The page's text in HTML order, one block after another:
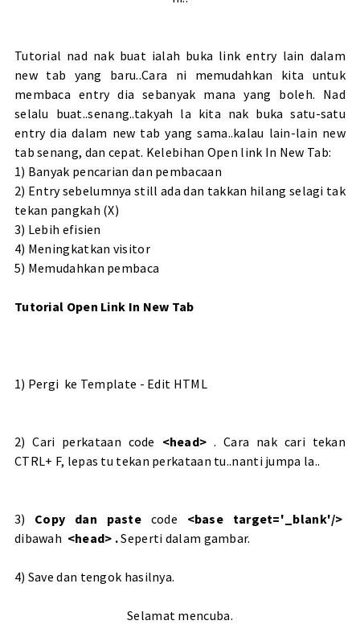
Tutorial nad nak buat ialah buka link entry lain dalam
new tab yang baru..Cara ni memudahkan kita untuk
membaca entry dia sebanyak mana yang boleh. Nad
selalu buat..senang..takyah la kita nak buka satu-satu
entry dia dalam new tab yang sama..kalau lain-lain new
tab senang, dan cepat. Kelebihan Open link In New Tab:
1) Banyak pencarian dan pembacaan
2) Entry sebelumnya still ada dan takkan hilang selagi tak
tekan pangkah (X)
3) Lebih efisien
4) Meningkatkan visitor
5) Memudahkan pembaca
Tutorial Open Link In New Tab
1) Pergi ke Template - Edit HTML
2) Cari perkataan code <head> . Cara nak cari tekan
CTRL+ F, lepas tu tekan perkataan tu..nanti jumpa la..
3) Copy dan paste code <base target='_blank'/>
dibawah <head> .Seperti dalam gambar.
4) Save dan tengok hasilnya.
Selamat mencuba.